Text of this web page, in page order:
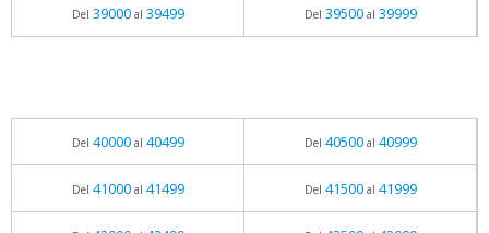
Del 39000al 39499 Del 39500al 39999
Del 40000al 40499 Del 40500al 40999
Del 41000al 41499 Del 41500al 41999